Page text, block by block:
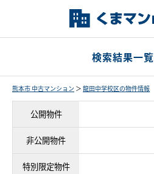
検索結果一覧
熊本市 中古マンション ＞ 龍田中学校区の物件情報
公開物件
非公開物件
特別限定物件